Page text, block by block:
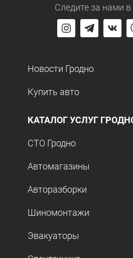
Следите за нами в
Новости Гродно
Купить авто
КАТАЛОГ УСЛУГ
СТО Гродно
Автомагазины
Авторазборки
Шиномонтажи
Эвакуаторы